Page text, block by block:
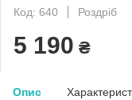
Код: 640
Роздріб
5 190 ₴
Опис